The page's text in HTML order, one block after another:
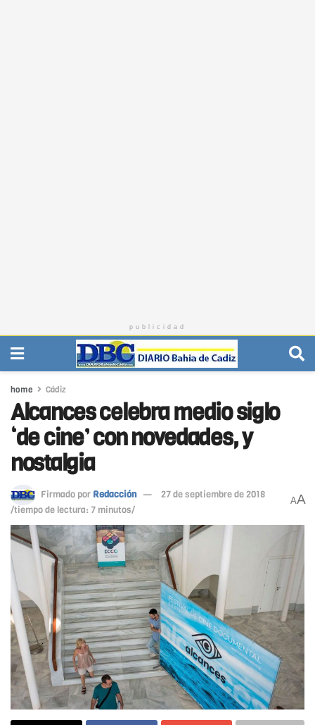
publicidad
home Cádiz
Alcances celebra medio siglo
‘de cine’ con novedades, y
nostalgia
Firmado por Redacción
27 de septiembre de 2018
/tiempo de lectura: 7 minutos/
AA